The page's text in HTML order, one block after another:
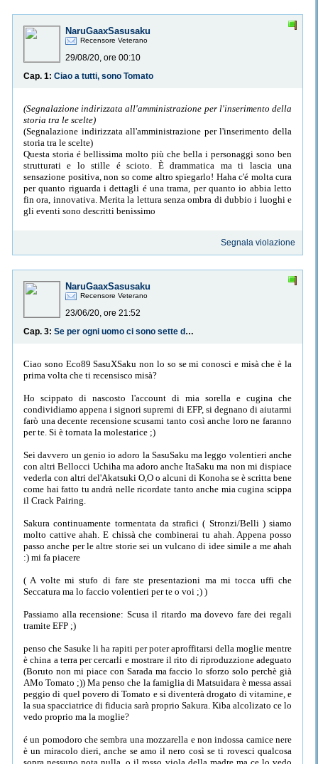
NaruGaaxSasusaku
Recensore Veterano
29/08/20, ore 00:10
Cap. 1: Ciao a tutti, sono Tomato
(Segnalazione indirizzata all'amministrazione per l'inserimento della
storia tra le scelte)
(Segnalazione indirizzata all'amministrazione per l'inserimento della
storia tra le scelte)
Questa storia é bellissima molto più che bella i personaggi sono ben
strutturati e lo stille é scioto. È drammatica ma ti lascia una
sensazione positiva, non so come altro spiegarlo! Haha c'é molta cura
per quanto riguarda i dettagli é una trama, per quanto io abbia letto
fin ora, innovativa. Merita la lettura senza ombra di dubbio i luoghi e
gli eventi sono descritti benissimo
Segnala violazione
NaruGaaxSasusaku
Recensore Veterano
23/06/20, ore 21:52
Cap. 3:
Se per ogni uomo ci sono sette donne, l’aspirante fidanzato di mia sorella farebbe meglio a cercare le altre sei
Ciao sono Eco89 SasuXSaku non lo so se mi conosci e misà che è la
prima volta che ti recensisco misà?
Ho scippato di nascosto l'account di mia sorella e cugina che
condividiamo appena i signori supremi di EFP, si degnano di aiutarmi
farò una decente recensione scusami tanto così anche loro ne faranno
per te. Si è tornata la molestarice ;)
Sei davvero un genio io adoro la SasuSaku ma leggo volentieri anche
con altri Bellocci Uchiha ma adoro anche ItaSaku ma non mi dispiace
vederla con altri del'Akatsuki O,O o alcuni di Konoha se è scritta bene
come hai fatto tu andrà nelle ricordate tanto anche mia cugina scippa
il Crack Pairing.
Sakura continuamente tormentata da strafici ( Stronzi/Belli ) siamo
molto cattive ahah. E chissà che combinerai tu ahah. Appena posso
passo anche per le altre storie sei un vulcano di idee simile a me ahah
:) mi fa piacere
( A volte mi stufo di fare ste presentazioni ma mi tocca uffi che
Seccatura ma lo faccio volentieri per te o voi ;) )
Passiamo alla recensione: Scusa il ritardo ma dovevo fare dei regali
tramite EFP ;)
penso che Sasuke li ha rapiti per poter aproffitarsi della moglie mentre
è china a terra per cercarli e mostrare il rito di riproduzzione adeguato
(Boruto non mi piace con Sarada ma faccio lo sforzo solo perchè già
AMo Tomato ;)) Ma penso che la famiglia di Matsuidara è messa assai
peggio di quel povero di Tomato e si diventerà drogato di vitamine, e
la sua spacciatrice di fiducia sarà proprio Sakura. Kiba alcolizato ce lo
vedo proprio ma la moglie?
é un pomodoro che sembra una mozzarella e non indossa camice nere
è un miracolo dieri, anche se amo il nero così se ti rovesci qualcosa